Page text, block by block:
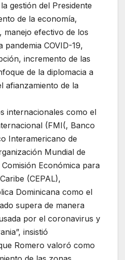
gestión del Presidente
de la economía,
manejo efectivo de los
COVID-19,
incremento de las
de la diplomacia a
afianzamiento de la
internacionales como el
(FMI(, Banco
Interamericano de
Mundial de
Económica para
(CEPAL),
Dominicana como el
supera de manera
por el coronavirus y
insistió
Romero valoró como